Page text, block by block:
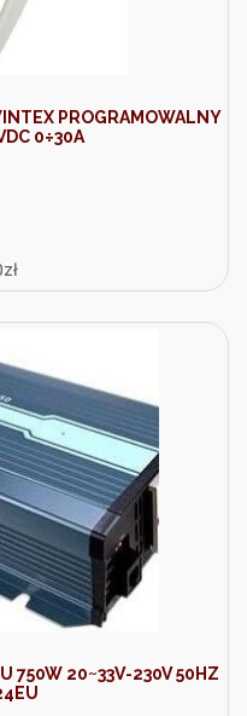
PROGRAMOWALNY
0÷30A
zł
750W 20~33V-230V 50HZ